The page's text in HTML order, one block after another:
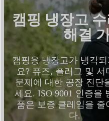
캠핑 냉장고
해결
캠핑용 냉장고가 냉각
요? 퓨즈, 플러그 및 서
문제에 대한 공장 진단
세요. ISO 9001 인증을
품은 보증 클레임을 줄
다.